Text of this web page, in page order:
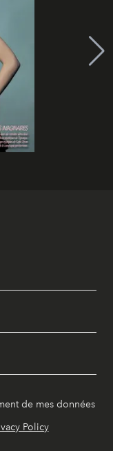
de mes données
Policy